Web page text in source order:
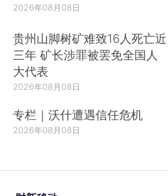
2026年08月08日
贵州山脚树矿难致16人死亡近
三年 矿长涉罪被罢免全国人
大代表
2026年08月08日
专栏｜沃什遭遇信任危机
2026年08月08日